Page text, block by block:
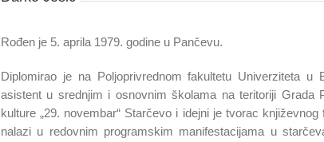
Rođen je 5. aprila 1979. godine u Pančevu.
Diplomirao je na Poljoprivrednom fakultetu Univerziteta
asistent u srednjim i osnovnim školama na teritoriji
kulture „29. novembar“ Starčevo i idejni je tvorac
nalazi u redovnim programskim manifestacijama u